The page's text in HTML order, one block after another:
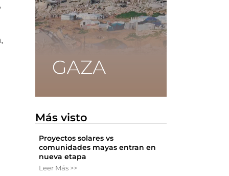
Más visto
Proyectos solares vs
comunidades mayas entran en
nueva etapa
Leer Más >>